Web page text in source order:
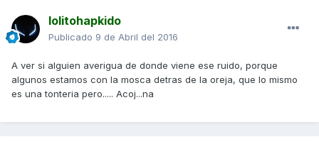
lolitohapkido
Publicado 9 de Abril del 2016
A ver si alguien averigua de donde viene ese ruido, porque
algunos estamos con la mosca detras de la oreja, que lo mismo
es una tonteria pero..... Acoj...na